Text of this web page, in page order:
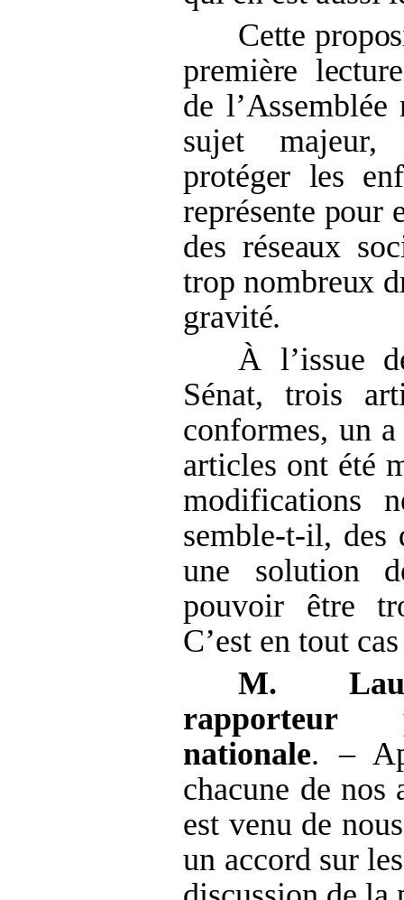
Cette
première
de
sujet majeur,
protéger les
représente pour
des réseaux
trop nombreux
gravité.
À l’issue
Sénat, trois
conformes, un
articles ont été
modifications
semble-t-il, des
une solution
pouvoir être
C’est en tout
M.
rapporteur
nationale. –
chacune de nos
est venu de
un accord sur